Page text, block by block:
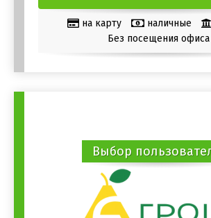
на карту наличные
Без посещения офиса
Выбор